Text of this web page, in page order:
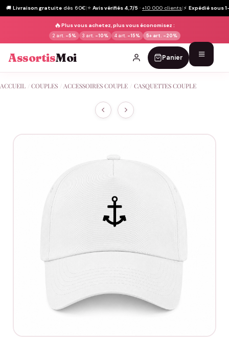
🚚 Livraison gratuite dès 60€|⭐ Avis vérifiés 4,7/5 · +10 000 clients|⚡ Expédié sous
🔥Plus vous achetez, plus vous économisez :
2 art. -5% 3 art. -10% 4 art. -15% 5+ art. -20%
AssortisMoi Panier
au
ACCUEIL COUPLES ACCESSOIRES COUPLE CASQUETTES COUPLE